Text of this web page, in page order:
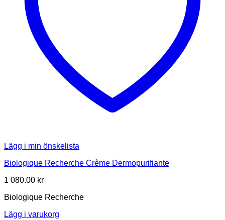
Lägg i min önskelista
Biologique Recherche Crème Dermopurifiante
1 080.00 kr
Biologique Recherche
Lägg i varukorg